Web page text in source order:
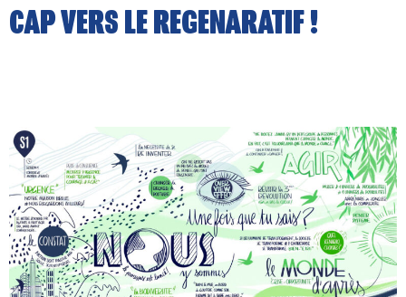
CAP VERS LE REGENARATIF !